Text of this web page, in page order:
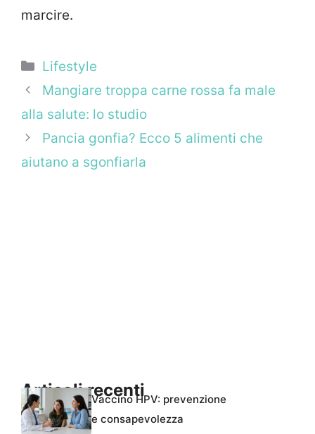
marcire.
Categorie
Lifestyle
Mangiare troppa carne rossa fa male
alla salute: lo studio
Pancia gonfia? Ecco 5 alimenti che
aiutano a sgonfiarla
Articoli recentiVaccino HPV: prevenzione
e consapevolezza